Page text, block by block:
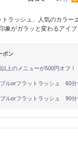
ラッシュ、人気のカラー
象がガラッと変わるアイ
ポン
以上のメニューが500円オフ
ブルorフラットラッシュ 60分
ブルorフラットラッシュ 90分